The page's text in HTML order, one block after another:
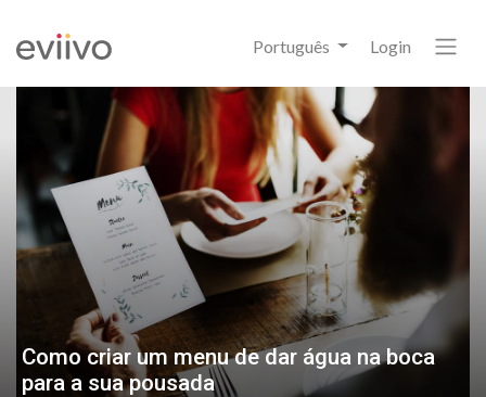
Português Login
Como criar um menu de dar água na boca
para a sua pousada